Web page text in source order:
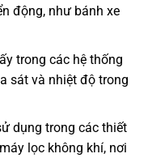
động, như bánh xe
trong các hệ thống
sát và nhiệt độ trong
dụng trong các thiết
lọc không khí, nơi